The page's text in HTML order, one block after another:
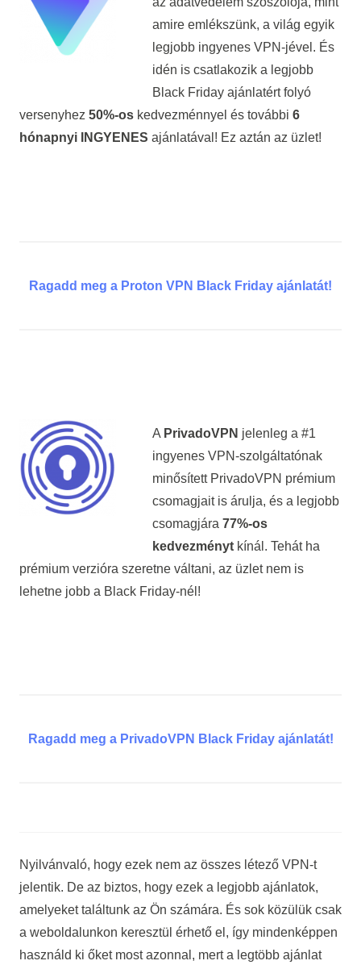
amire emlékszünk, a világ egyik
legjobb ingyenes VPN-jével. És
idén is csatlakozik a legjobb
Black Friday ajánlatért folyó
versenyhez 50%-oskedvezménnyel és további 6
hónapnyi INGYENES ajánlatával! Ez aztán az üzlet!
Ragadd meg a Proton VPN Black Friday ajánlatát!
A PrivadoVPN jelenleg a #1
ingyenes VPN-szolgáltatónak
minősített PrivadoVPN prémium
csomagjait is árulja, és a legjobb
csomagjára 77%-os
kedvezménytkínál. Tehát ha
prémium verzióra szeretne váltani, az üzlet nem is
lehetne jobb a Black Friday-nél!
Ragadd meg a PrivadoVPN Black Friday ajánlatát!
Nyilvánvaló, hogy ezek nem az összes létező VPN-t
jelentik. De az biztos, hogy ezek a legjobb ajánlatok,
amelyeket találtunk az Ön számára. És sok közülük csak
a weboldalunkon keresztül érhető el, így mindenképpen
használd ki őket most azonnal, mert a legtöbb ajánlat